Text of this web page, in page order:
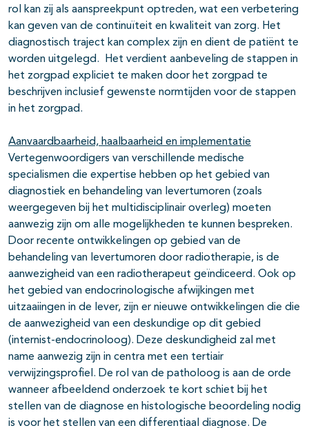
rol kan zij als aanspreekpunt optreden, wat een verbetering
kan geven van de continuïteit en kwaliteit van zorg. Het
diagnostisch traject kan complex zijn en dient de patiënt te
worden uitgelegd. Het verdient aanbeveling de stappen in
het zorgpad expliciet te maken door het zorgpad te
beschrijven inclusief gewenste normtijden voor de stappen
in het zorgpad.
Aanvaardbaarheid, haalbaarheid en implementatie
Vertegenwoordigers van verschillende medische
specialismen die expertise hebben op het gebied van
diagnostiek en behandeling van levertumoren (zoals
weergegeven bij het multidisciplinair overleg) moeten
aanwezig zijn om alle mogelijkheden te kunnen bespreken.
Door recente ontwikkelingen op gebied van de
behandeling van levertumoren door radiotherapie, is de
aanwezigheid van een radiotherapeut geïndiceerd. Ook op
het gebied van endocrinologische afwijkingen met
uitzaaiingen in de lever, zijn er nieuwe ontwikkelingen die die
de aanwezigheid van een deskundige op dit gebied
(internist-endocrinoloog). Deze deskundigheid zal met
name aanwezig zijn in centra met een tertiair
verwijzingsprofiel. De rol van de patholoog is aan de orde
wanneer afbeeldend onderzoek te kort schiet bij het
stellen van de diagnose en histologische beoordeling nodig
is voor het stellen van een differentiaal diagnose. De